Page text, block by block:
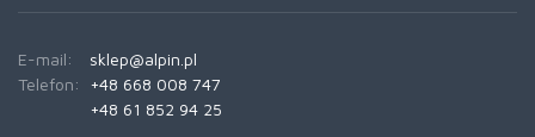
E-mail:
sklep@alpin.pl
Telefon:
+48 668 008 747
+48 61 852 94 25